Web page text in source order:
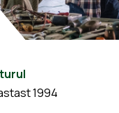
1994